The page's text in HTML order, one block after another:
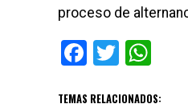
proceso de
Facebook
Twitter
TEMAS RELACIONADOS: